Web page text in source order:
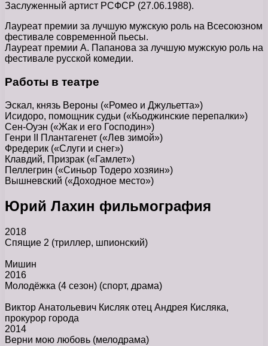
Заслуженный артист РСФСР (27.06.1988).
Лауреат премии за лучшую мужскую роль на Всесоюзном
фестивале современной пьесы.
Лауреат премии А. Папанова за лучшую мужскую роль на
фестивале русской комедии.
Работы в театре
Эскал, князь Вероны («Ромео и Джульетта»)
Исидоро, помощник судьи («Кьоджинские перепалки»)
Сен-Оуэн («Жак и его Господин»)
Генри II Плантагенет («Лев зимой»)
Фредерик («Слуги и снег»)
Клавдий, Призрак («Гамлет»)
Пеллегрин («Синьор Тодеро хозяин»)
Вышневский («Доходное место»)
Юрий Лахин фильмография
2018
Спящие 2 (триллер, шпионский)
Мишин
2016
Молодёжка (4 сезон) (спорт, драма)
Виктор Анатольевич Кисляк отец Андрея Кисляка,
прокурор города
2014
Верни мою любовь (мелодрама)